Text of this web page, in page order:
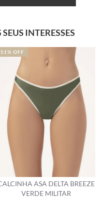
INTERESSES
ASA DELTA BREEZE
VERDE MILITAR
51% OFF